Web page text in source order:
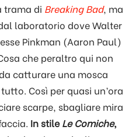
di Breaking Bad, ma
laboratorio dove Walter
Pinkman (Aaron Paul)
che peraltro qui non
catturare una mosca
Così per quasi un’ora
scarpe, sbagliare mira
In stileLeComiche,